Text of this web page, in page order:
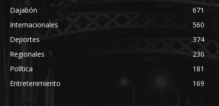
Dajabón
671
Internacionales
560
Deportes
374
Regionales
230
Política
181
Entretenimiento
169